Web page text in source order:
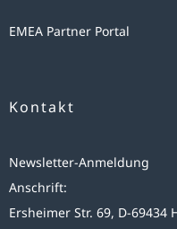
uns
Daten
wir
nicht
ohne
EMEA Partner Portal
Kontakt
Newsletter-Anmeldung
Anschrift:
Ersheimer Str. 69, D-69434